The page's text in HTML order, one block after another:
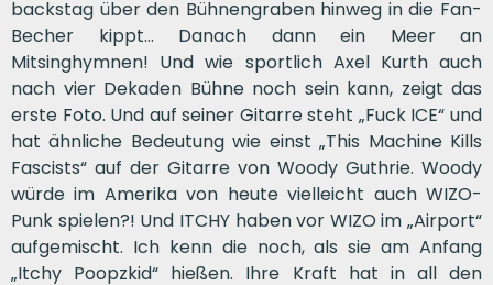
backstag über den Bühnengraben hinweg in die Fan-
Becher kippt… Danach dann ein Meer an
Mitsinghymnen! Und wie sportlich Axel Kurth auch
nach vier Dekaden Bühne noch sein kann, zeigt das
erste Foto. Und auf seiner Gitarre steht „Fuck ICE“ und
hat ähnliche Bedeutung wie einst „This Machine Kills
Fascists“ auf der Gitarre von Woody Guthrie. Woody
würde im Amerika von heute vielleicht auch WIZO-
Punk spielen?! Und ITCHY haben vor WIZO im „Airport“
aufgemischt. Ich kenn die noch, als sie am Anfang
„Itchy Poopzkid“ hießen. Ihre Kraft hat in all den